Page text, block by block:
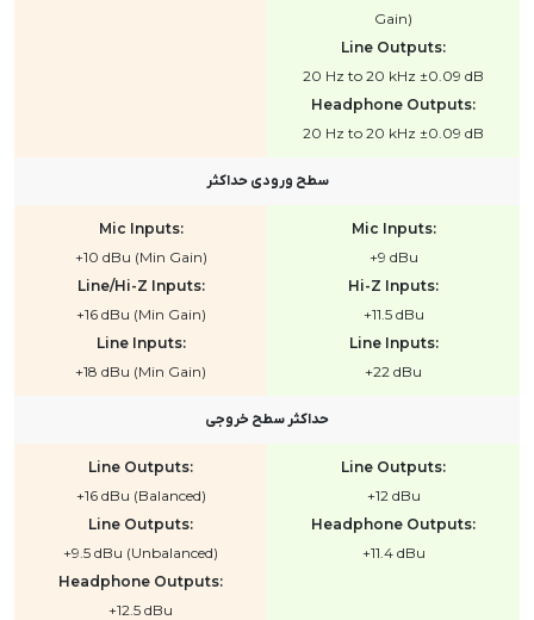
Gain)
Line Outputs:
20 Hz to 20 kHz ±0.09 dB
Headphone Outputs:
20 Hz to 20 kHz ±0.09 dB
سطح ورودی حداکثر
Mic Inputs:
+9 dBu
Hi-Z Inputs:
+11.5 dBu
Line Inputs:
+22 dBu
Mic Inputs:
+10 dBu (Min Gain)
Line/Hi-Z Inputs:
+16 dBu (Min Gain)
Line Inputs:
+18 dBu (Min Gain)
حداکثر سطح خروجی
Line Outputs:
+12 dBu
Headphone Outputs:
+11.4 dBu
Line Outputs:
+16 dBu (Balanced)
Line Outputs:
+9.5 dBu (Unbalanced)
Headphone Outputs:
+12.5 dBu